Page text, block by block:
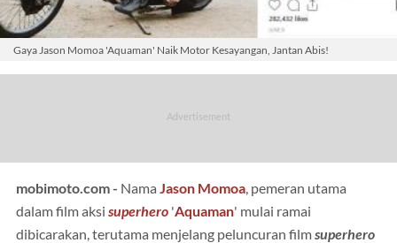
Gaya Jason Momoa 'Aquaman' Naik Motor Kesayangan, Jantan Abis!
mobimoto.com - Nama Jason Momoa, pemeran utama
dalam film aksi superhero 'Aquaman' mulai ramai
dibicarakan, terutama menjelang peluncuran filmsuperhero